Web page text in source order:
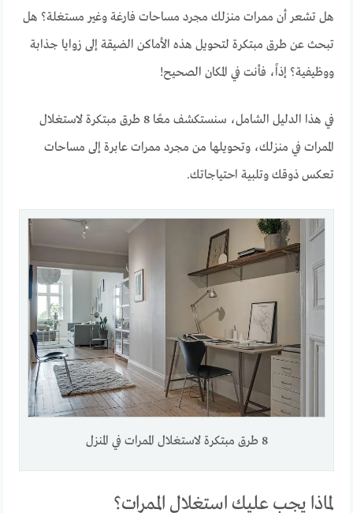
هل تشعر أن ممرات منزلك مجرد مساحات فارغة وغير مستغلة؟ هل
تبحث عن طرق مبتكرة لتحويل هذه الأماكن الضيقة إلى زوايا جذابة
ووظيفية؟ إذاً، فأنت في المكان الصحيح!
في هذا الدليل الشامل، سنستكشف معًا 8 طرق مبتكرة لاستغلال
الممرات في منزلك، وتحويلها من مجرد ممرات عابرة إلى مساحات
تعكس ذوقك وتلبية احتياجاتك.
8 طرق مبتكرة لاستغلال الممرات في المنزل
لماذا يجب عليك استغلال الممرات؟